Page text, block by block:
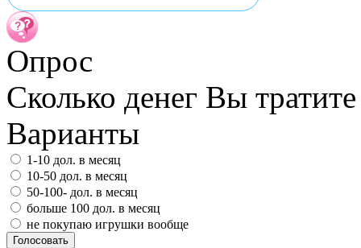
Опрос
Сколько денег Вы
Варианты
1-10 дол. в месяц
10-50 дол. в месяц
50-100- дол. в месяц
больше 100 дол. в месяц
не покупаю игрушки вообще